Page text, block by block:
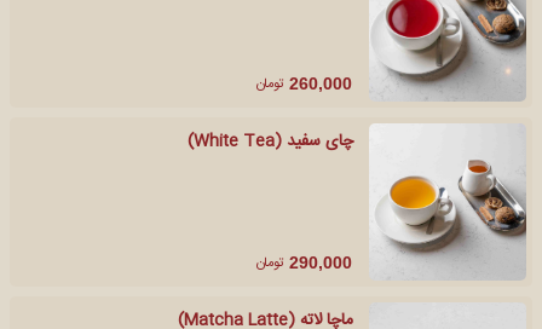
260,000 تومان
چای سفید (White Tea)
290,000 تومان
ماچا لاته (Matcha Latte)